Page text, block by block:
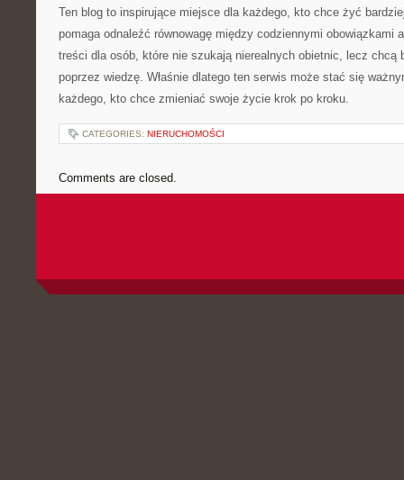
Ten blog to inspirujące miejsce dla każdego, kto chce żyć
pomaga odnaleźć równowagę między codziennymi obowiązkami
treści dla osób, które nie szukają nierealnych obietnic, lecz chcą
poprzez wiedzę. Właśnie dlatego ten serwis może stać się
każdego, kto chce zmieniać swoje życie krok po kroku.
CATEGORIES: NIERUCHOMOŚCI
Comments are closed.